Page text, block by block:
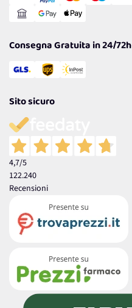
Reso Facile e Veloce
Consegna Gratuita in 24/72h
Sito sicuro
4,7/5
122.240
Recensioni